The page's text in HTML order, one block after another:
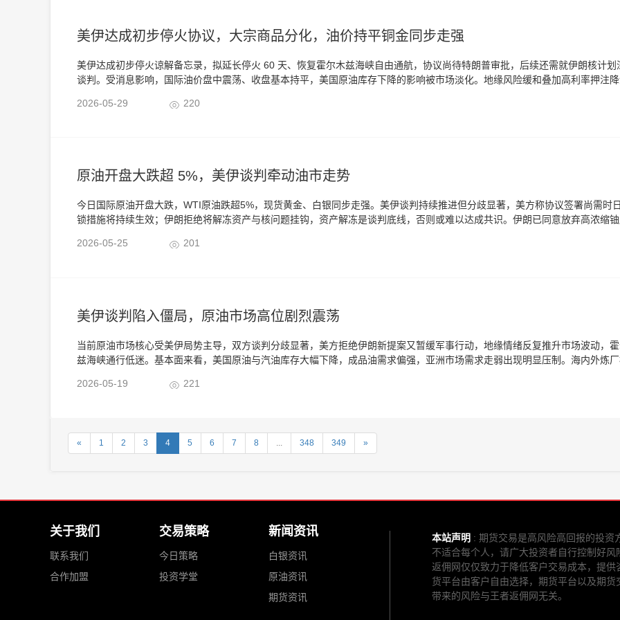
美伊达成初步停火协议，大宗商品分化，油价持平铜金同步走强
美伊达成初步停火谅解备忘录，拟延长停火 60 天、恢复霍尔木兹海峡自由通航，协议尚待特朗普审批，后续还需就伊朗核计划
谈判。受消息影响，国际油价盘中震荡、收盘基本持平，美国原油库存下降的影响被市场淡化。地缘风险缓和叠加高利率押注降
2026-05-29
220
原油开盘大跌超 5%，美伊谈判牵动油市走势
今日国际原油开盘大跌，WTI原油跌超5%，现货黄金、白银同步走强。美伊谈判持续推进但分歧显著，美方称协议签署尚需时
锁措施将持续生效；伊朗拒绝将解冻资产与核问题挂钩，资产解冻是谈判底线，否则或难以达成共识。伊朗已同意放弃高浓缩
情。
2026-05-25 201
美伊谈判陷入僵局，原油市场高位剧烈震荡
当前原油市场核心受美伊局势主导，双方谈判分歧显著，美方拒绝伊朗新提案又暂缓军事行动，地缘情绪反复推升市场波动，
兹海峡通行低迷。基本面来看，美国原油与汽油库存大幅下降，成品油需求偏强，亚洲市场需求走弱出现明显压制。海内外炼厂
油维持高位震荡走势，化工品种跟随成本端波动，后市重点紧盯美伊局势进展、海峡通航状态以及亚洲开工与需求变化。
2026-05-19 221
« 1 2 3 4 5 6 7 8 ... 348 349 »
关于我们
联系我们
合作加盟
交易策略
今日策略
投资学堂
新闻资讯
白银资讯
原油资讯
期货资讯
本站声明 : 期货交易是高风险高回报的投资
不适合每个人，请广大投资者自行控制好风
返佣网仅仅致力于降低客户交易成本，提供
货平台由客户自由选择，期货平台以及期货
带来的风险与王者返佣网无关。